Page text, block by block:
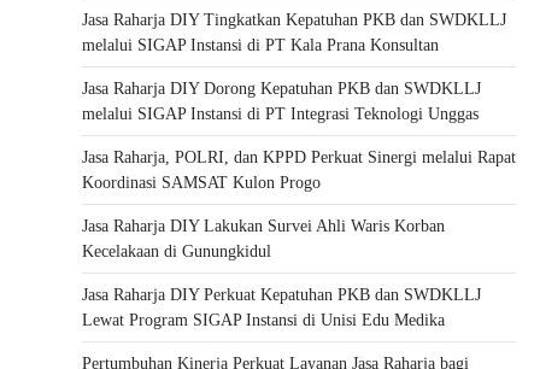
Jasa Raharja DIY Tingkatkan Kepatuhan PKB dan SWDKLLJ
melalui SIGAP Instansi di PT Kala Prana Konsultan
Jasa Raharja DIY Dorong Kepatuhan PKB dan SWDKLLJ
melalui SIGAP Instansi di PT Integrasi Teknologi Unggas
Jasa Raharja, POLRI, dan KPPD Perkuat Sinergi melalui Rapat
Koordinasi SAMSAT Kulon Progo
Jasa Raharja DIY Lakukan Survei Ahli Waris Korban
Kecelakaan di Gunungkidul
Jasa Raharja DIY Perkuat Kepatuhan PKB dan SWDKLLJ
Lewat Program SIGAP Instansi di Unisi Edu Medika
Pertumbuhan Kinerja Perkuat Layanan Jasa Raharja bagi